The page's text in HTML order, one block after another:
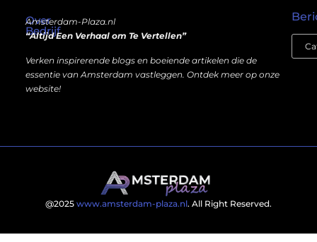
Over
Bedrijf
Amsterdam-Plaza.nl
“Altijd Een Verhaal om Te Vertellen”
Verken inspirerende blogs en boeiende artikelen die de
essentie van Amsterdam vastleggen. Ontdek meer op onze
website!
@2025 www.amsterdam-plaza.nl. All Right Reserved.